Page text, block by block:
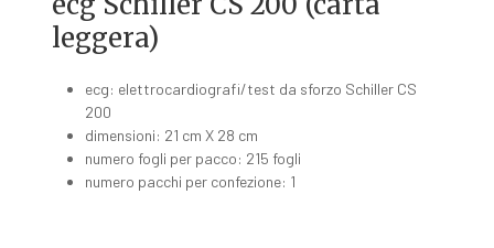
leggera)
ecg: elettrocardiografi/test da sforzo Schiller CS
200
dimensioni: 21 cm X 28 cm
numero fogli per pacco: 215 fogli
numero pacchi per confezione: 1